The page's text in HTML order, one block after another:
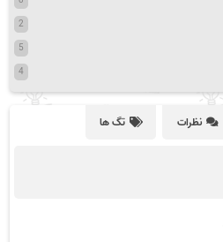
2
5
4
نظرات تگ ها